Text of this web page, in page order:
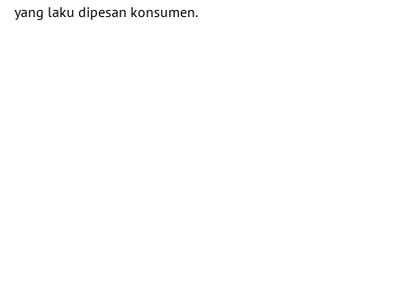
yang laku dipesan konsumen.